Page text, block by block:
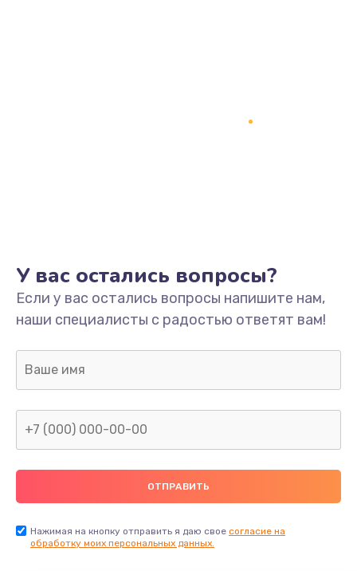
Замена микрофона
от 1500 руб.
Заказать
от 690 руб.
Заказать
Замена звуковой карты
Заказать
Ремонт цепей питания
У вас остались вопросы?
Если у вас остались вопросы напишите нам,
наши специалисты с радостью ответят вам!
Нажимая на кнопку отправить я даю свое согласие на
обработку моих персональных данных.